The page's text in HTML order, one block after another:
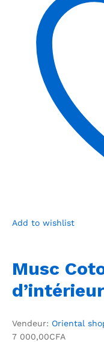
Add to wishlist
Musc
Vendeur: Oriental
7 000,00CFA